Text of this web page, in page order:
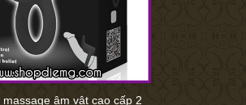
âm vật cao cấp 2